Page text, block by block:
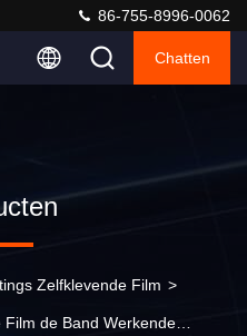
86-755-8996-0062
Chatten
Zelfklevende Film >
de Band Werkende